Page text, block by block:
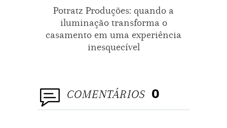
Potratz Produções: quando a
iluminação transforma o
casamento em uma experiência
inesquecível
COMENTÁRIOS 0